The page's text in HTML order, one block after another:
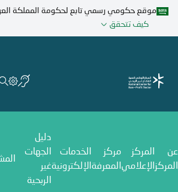
تجاوز
المحتوى
موقع حكومي رسمي تابع لحكومة المملكة
كيف تتحقق
عن
المركز
المركز
الإعلامي
مركز
المعرفة
الخدمات
الإلكترونية
دليل
الجهات
غير
الربحية